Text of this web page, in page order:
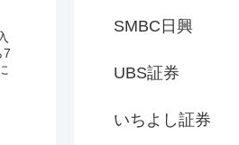
7
SMBC日興
UBS証券
いちよし証券